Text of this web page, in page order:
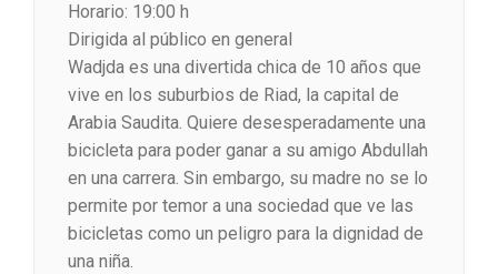
Horario: 19:00 h
Dirigida al público en general
Wadjda es una divertida chica de 10 años que
vive en los suburbios de Riad, la capital de
Arabia Saudita. Quiere desesperadamente una
bicicleta para poder ganar a su amigo Abdullah
en una carrera. Sin embargo, su madre no se lo
permite por temor a una sociedad que ve las
bicicletas como un peligro para la dignidad de
una niña.